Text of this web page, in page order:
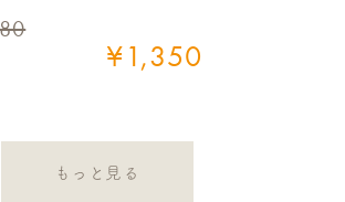
¥1,350
もっと見る